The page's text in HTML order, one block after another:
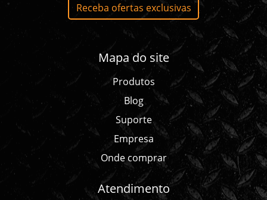
Receba ofertas exclusivas
Mapa do site
Produtos
Blog
Suporte
Empresa
Onde comprar
Atendimento